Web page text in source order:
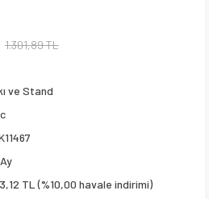
1.301,89 TL
ve Stand
TL (%10,00 havale indirimi)